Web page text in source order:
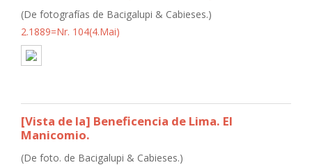
(De fotografías de Bacigalupi & Cabieses.)
2.1889=Nr. 104(4.Mai)
[Vista de la] Beneficencia de Lima. El
Manicomio.
(De foto. de Bacigalupi & Cabieses.)